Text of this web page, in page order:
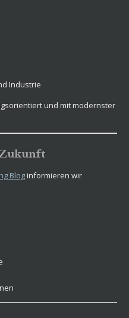
Industrie
und mit modernster
Bloginformieren wir